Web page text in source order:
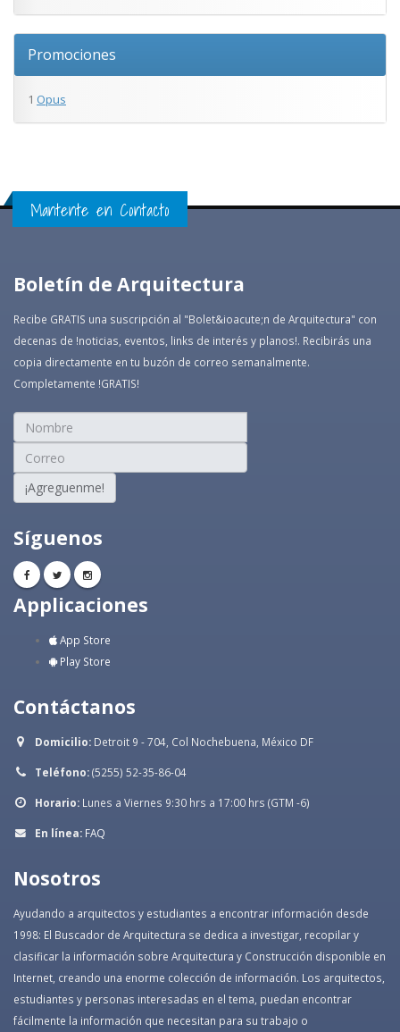
Promociones
1 Opus
Mantente en Contacto
Boletín de Arquitectura
Recibe GRATIS una suscripción al "Bolet&ioacute;­n de Arquitectura" con
decenas de !noticias, eventos, links de interés y planos!. Recibirás una
copia directamente en tu buzón de correo semanalmente.
Completamente !GRATIS!
¡Agreguenme!
Síguenos
Applicaciones
App Store
Play Store
Contáctanos
Domicilio: Detroit 9 - 704, Col Nochebuena, México DF
Teléfono:(5255) 52-35-86-04
Horario: Lunes a Viernes 9:30 hrs a 17:00 hrs (GTM -6)
En línea: FAQ
Nosotros
Ayudando a arquitectos y estudiantes a encontrar información desde
1998: El Buscador de Arquitectura se dedica a investigar, recopilar y
clasificar la información sobre Arquitectura y Construcción disponible en
Internet, creando una enorme colección de información. Los arquitectos,
estudiantes y personas interesadas en el tema, puedan encontrar
fácilmente la información que necesitan para su trabajo o